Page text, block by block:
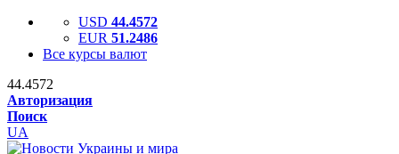
USD 44.4572
EUR 51.2486
Все курсы валют
44.4572
Авторизация
Поиск
UA